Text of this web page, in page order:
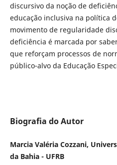
discursivo da noção de
educação inclusiva na política
movimento de regularidade
deficiência é marcada por
que reforçam processos de
público-alvo da Educação
Biografia do Autor
Marcia Valéria Cozzani,
da Bahia - UFRB